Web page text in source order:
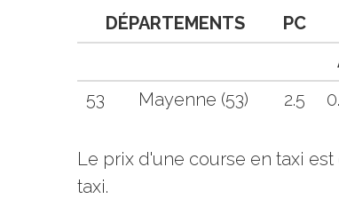
DÉPARTEMENTS PC
53
Mayenne (53) 2.5
Le prix d'une course en taxi
taxi.